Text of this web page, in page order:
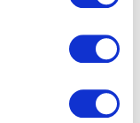
for å